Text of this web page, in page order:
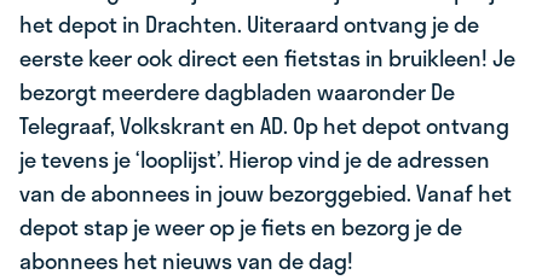
het depot in Drachten. Uiteraard ontvang je de
eerste keer ook direct een fietstas in bruikleen! Je
bezorgt meerdere dagbladen waaronder De
Telegraaf, Volkskrant en AD. Op het depot ontvang
je tevens je ‘looplijst’. Hierop vind je de adressen
van de abonnees in jouw bezorggebied. Vanaf het
depot stap je weer op je fiets en bezorg je de
abonnees het nieuws van de dag!